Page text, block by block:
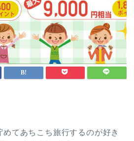
てあちこち旅行するのが好き